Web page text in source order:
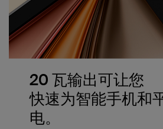
20 瓦输出可让您
快速为智能手机和
电。